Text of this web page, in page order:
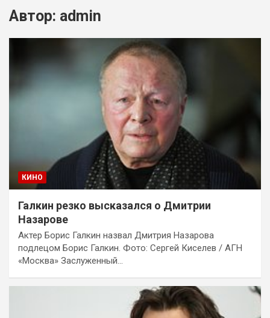
Автор: admin
КИНО
Галкин резко высказался о Дмитрии
Назарове
Актер Борис Галкин назвал Дмитрия Назарова
подлецом Борис Галкин. Фото: Сергей Киселев / АГН
«Москва» Заслуженный…